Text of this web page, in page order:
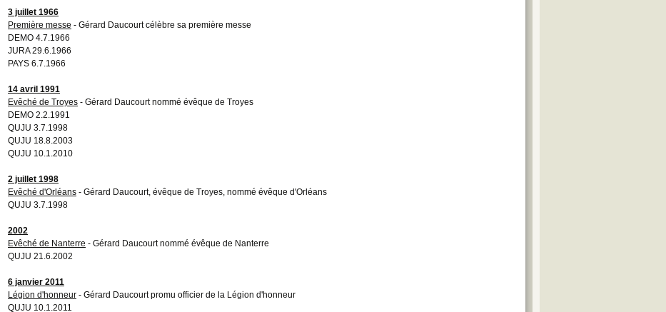
3 juillet 1966
Première messe - Gérard Daucourt célèbre sa première messe
DEMO 4.7.1966
JURA 29.6.1966
PAYS 6.7.1966
14 avril 1991
Evêché de Troyes - Gérard Daucourt nommé évêque de Troyes
DEMO 2.2.1991
QUJU 3.7.1998
QUJU 18.8.2003
QUJU 10.1.2010
2 juillet 1998
Evêché d'Orléans - Gérard Daucourt, évêque de Troyes, nommé évêque d'Orléans
QUJU 3.7.1998
2002
Evêché de Nanterre - Gérard Daucourt nommé évêque de Nanterre
QUJU 21.6.2002
6 janvier 2011
Légion d'honneur - Gérard Daucourt promu officier de la Légion d'honneur
QUJU 10.1.2011